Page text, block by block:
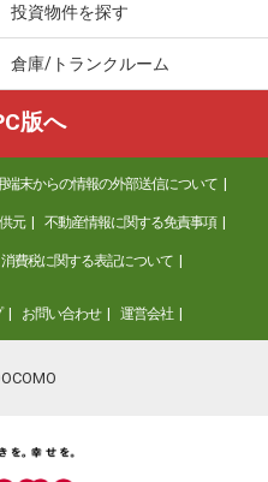
投資物件を探す
倉庫/トランクルーム
版へ
端末からの情報の外部送信について
元 不動産情報に関する免責事項
消費税に関する表記について
お問い合わせ 運営会社